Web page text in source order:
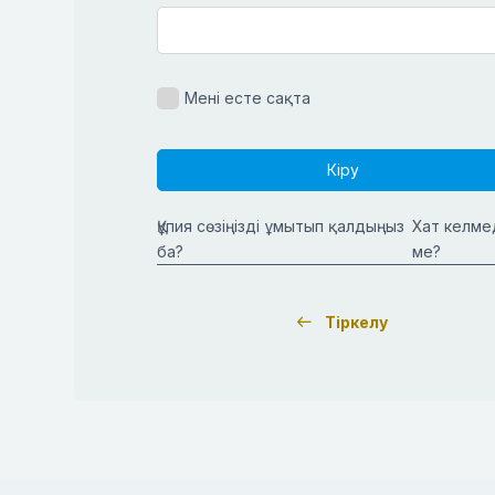
Мені есте сақта
Кіру
Құпия сөзіңізді ұмытып қалдыңыз
ба?
Хат
ме?
Тіркелу